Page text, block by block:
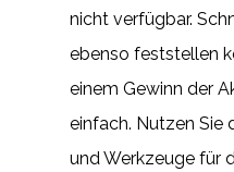
nicht verfügbar.
ebenso feststellen
einem Gewinn der
einfach. Nutzen Sie
und Werkzeuge für